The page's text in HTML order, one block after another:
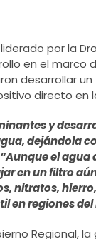
liderado por la
en el marco
desarrollar
directo en
y
dejándola
el
en un filtro
nitratos,
en regiones del
Regional,